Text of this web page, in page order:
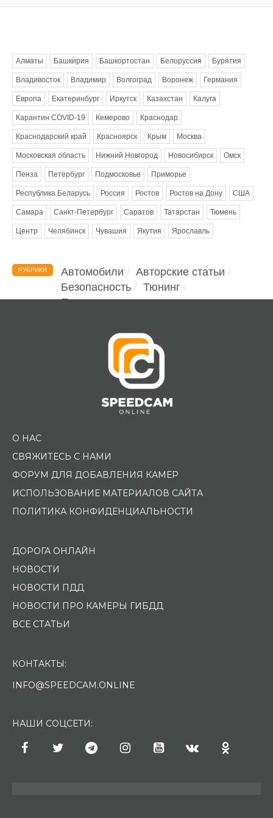
Алматы Башкирия Башкортостан Белоруссия Бурятия
Владивосток Владимир Волгоград Воронеж Германия
Европа Екатеринбург Иркутск Казахстан Калуга
Карантин COVID-19 Кемерово Краснодар
Краснодарский край Красноярск Крым Москва
Московская область Нижний Новгород Новосибирск Омск
Пенза Петербург Подмосковье Приморье
Республика Беларусь Россия Ростов Ростов на Дону США
Самара Санкт-Петербург Саратов Татарстан Тюмень
Центр Челябинск Чувашия Якутия Ярославль
РУБРИКИ Автомобили
Авторские статьи
Безопасность
Тюнинг
Помощь водителю
О НАС
СВЯЖИТЕСЬ С НАМИ
ФОРУМ ДЛЯ ДОБАВЛЕНИЯ КАМЕР
ИСПОЛЬЗОВАНИЕ МАТЕРИАЛОВ САЙТА
ПОЛИТИКА КОНФИДЕНЦИАЛЬНОСТИ
ДОРОГА ОНЛАЙН
НОВОСТИ
НОВОСТИ ПДД
НОВОСТИ ПРО КАМЕРЫ ГИБДД
ВСЕ СТАТЬИ
КОНТАКТЫ:
INFO@SPEEDCAM.ONLINE
НАШИ СОЦСЕТИ: